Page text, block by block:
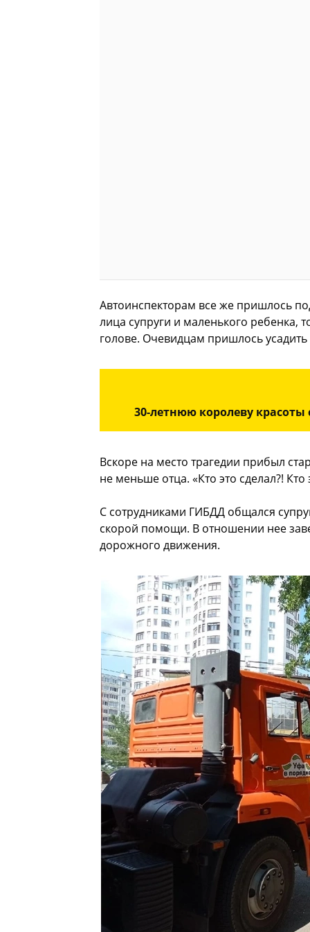
Автоинспекторам все же пришлось
лица супруги и маленького ребенка,
голове. Очевидцам пришлось
30-летнюю королеву
Вскоре на место трагедии прибыл
не меньше отца. «Кто это сделал?!
С сотрудниками ГИБДД общался
скорой помощи. В отношении нее
дорожного движения.